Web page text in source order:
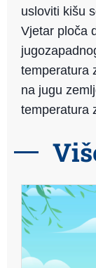
usloviti kišu
Vjetar ploča
temperatura
na jugu
temperatura